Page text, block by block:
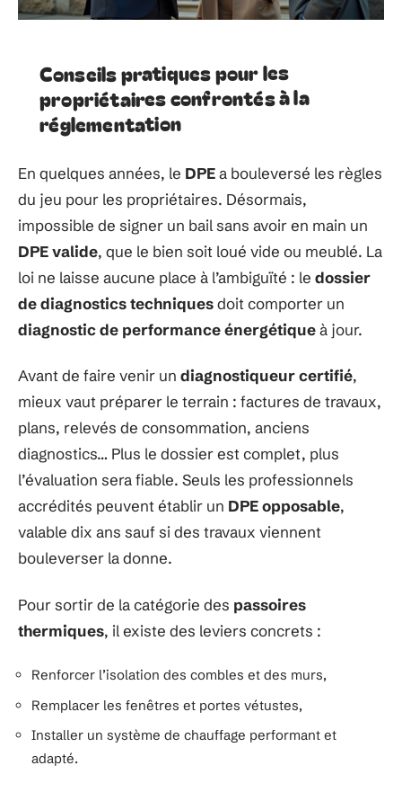
Conseils pratiques pour les
propriétaires confrontés à la
réglementation
En quelques années, le DPEa bouleversé les règles
du jeu pour les propriétaires. Désormais,
impossible de signer un bail sans avoir en main un
DPE valide, que le bien soit loué vide ou meublé. La
loi ne laisse aucune place à l’ambiguïté : le dossier
de diagnostics techniquesdoit comporter un
diagnostic de performance énergétiqueà jour.
Avant de faire venir un diagnostiqueur certifié,
mieux vaut préparer le terrain : factures de travaux,
plans, relevés de consommation, anciens
diagnostics… Plus le dossier est complet, plus
l’évaluation sera fiable. Seuls les professionnels
accrédités peuvent établir un DPE opposable,
valable dix ans sauf si des travaux viennent
bouleverser la donne.
Pour sortir de la catégorie des passoires
thermiques, il existe des leviers concrets :
Renforcer l’isolation des combles et des murs,
Remplacer les fenêtres et portes vétustes,
Installer un système de chauffage performant et
adapté.